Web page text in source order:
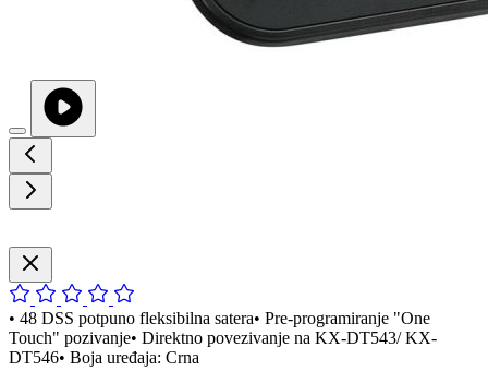
• 48 DSS potpuno fleksibilna satera• Pre-programiranje "One
Touch" pozivanje• Direktno povezivanje na KX-DT543/ KX-
DT546• Boja uređaja: Crna